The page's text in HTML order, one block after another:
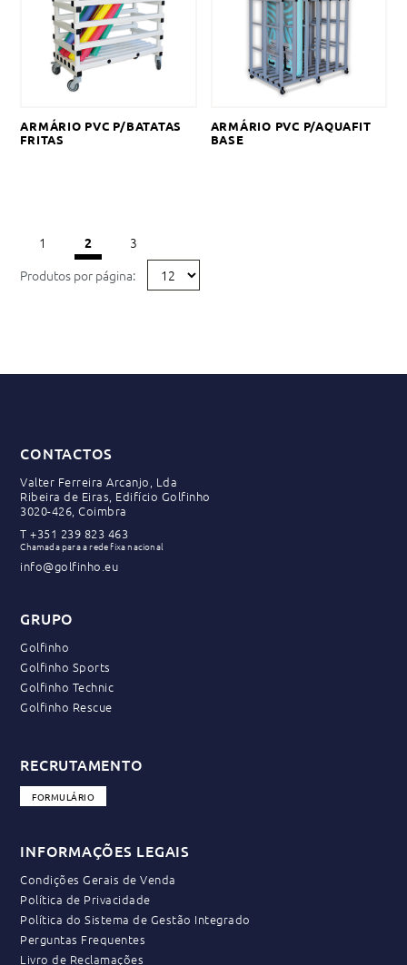
ARMÁRIO PVC P/BATATAS
FRITAS
ARMÁRIO PVC P/AQUAFIT
BASE
1 2
3
Produtos por página:
CONTACTOS
Valter Ferreira Arcanjo, Lda
Ribeira de Eiras, Edifício Golfinho
3020-426, Coimbra
T+351 239 823 463
Chamada para a rede fixa nacional
info@golfinho.eu
GRUPO
Golfinho
Golfinho Sports
Golfinho Technic
Golfinho Rescue
RECRUTAMENTO
FORMULÁRIO
INFORMAÇÕES LEGAIS
Condições Gerais de Venda
Política de Privacidade
Política do Sistema de Gestão Integrado
Perguntas Frequentes
Livro de Reclamações